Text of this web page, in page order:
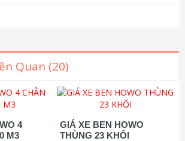
Quan (20)
4
M3
GIÁ XE BEN HOWO
THÙNG 23 KHỐI